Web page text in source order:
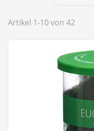
Artikel 1-10von 42